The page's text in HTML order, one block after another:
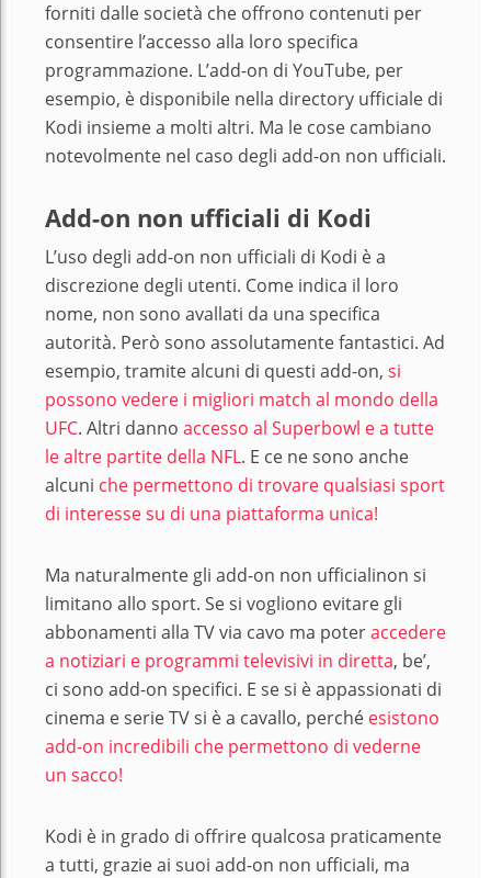
forniti dalle società che offrono contenuti per
consentire l’accesso alla loro specifica
programmazione. L’add-on di YouTube, per
esempio, è disponibile nella directory ufficiale di
Kodi insieme a molti altri. Ma le cose cambiano
notevolmente nel caso degli add-on non ufficiali.
Add-on non ufficiali di Kodi
L’uso degli add-on non ufficiali di Kodi è a
discrezione degli utenti. Come indica il loro
nome, non sono avallati da una specifica
autorità. Però sono assolutamente fantastici. Ad
esempio, tramite alcuni di questi add-on, si
possono vedere i migliori match al mondo della
UFC. Altri danno accesso al Superbowl e a tutte
le altre partite della NFL. E ce ne sono anche
alcuni che permettono di trovare qualsiasi sport
di interesse su di una piattaforma unica!
Ma naturalmente gli add-on non ufficialinon si
limitano allo sport. Se si vogliono evitare gli
abbonamenti alla TV via cavo ma poteraccedere
a notiziari e programmi televisivi in diretta, be’,
ci sono add-on specifici. E se si è appassionati di
cinema e serie TV si è a cavallo, perché esistono
add-on incredibili che permettono di vederne
un sacco!
Kodi è in grado di offrire qualcosa praticamente
a tutti, grazie ai suoi add-on non ufficiali, ma